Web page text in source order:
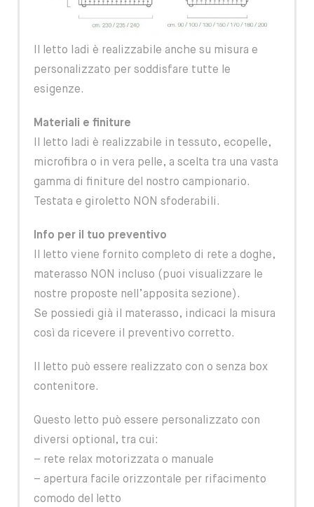
Il letto Iadi è realizzabile anche su misura e
personalizzato per soddisfare tutte le
esigenze.
Materiali e finiture
Il letto Iadi è realizzabile in tessuto, ecopelle,
microfibra o in vera pelle, a scelta tra una vasta
gamma di finiture del nostro campionario.
Testata e giroletto NON sfoderabili.
Info per il tuo preventivo
Il letto viene fornito completo di rete a doghe,
materasso NON incluso (puoi visualizzare le
nostre proposte nell’apposita sezione).
Se possiedi già il materasso, indicaci la misura
così da ricevere il preventivo corretto.
Il letto può essere realizzato con o senza box
contenitore.
Questo letto può essere personalizzato con
diversi optional, tra cui:
– rete relax motorizzata o manuale
– apertura facile orizzontale per rifacimento
comodo del letto